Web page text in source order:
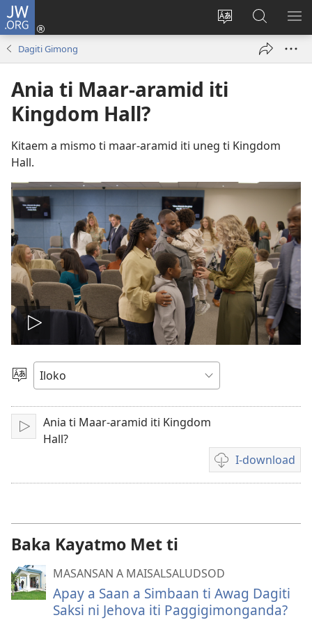
JW.ORG
Baliwan
lengguahe
Ag-
log
(manglukat
baro
Agbirok
iti
JW.ORG
Dagiti Gimong
Ania ti Maar-aramid iti
Kingdom Hall?
Kitaem a mismo ti maar-aramid iti uneg ti Kingdom
Hall.
I-
play
ti
video
Agpili
Lengguahe
I-
Ania ti Maar-aramid iti Kingdom
Hall?
I-download
Dagiti
opsion
video
Baka Kayatmo Met ti
MASANSAN A MAISALSALUDSOD
Apay a Saan a Simbaan ti Awag Dagiti
Saksi ni Jehova iti Paggigimonganda?